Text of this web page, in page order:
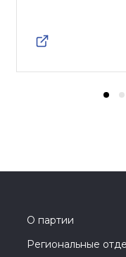
О партии
Региональные